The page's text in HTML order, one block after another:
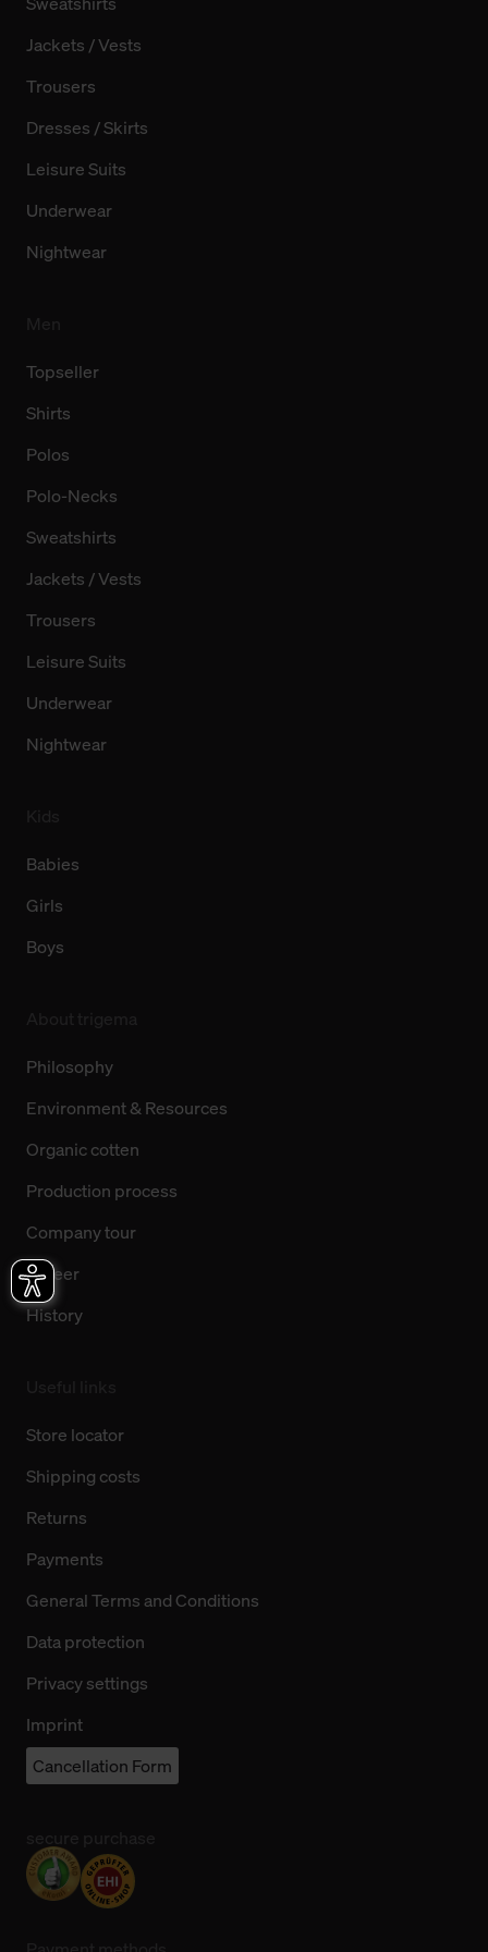
Jackets / Vests
Trousers
Dresses / Skirts
Leisure Suits
Underwear
Nightwear
Topseller
Shirts
Polos
Polo-Necks
Sweatshirts
Jackets / Vests
Trousers
Leisure Suits
Underwear
Nightwear
Babies
Girls
Boys
Philosophy
Environment & Resources
Organic cotten
Production process
Company tour
Career
History
Store locator
Shipping costs
Returns
Payments
General Terms and Conditions
Data protection
Privacy settings
Imprint
Cancellation Form